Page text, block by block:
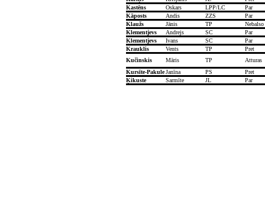
Kastēns
Oskars LPP/LC
Par
Kāposts
Andis ZZS
Par
Klaužs
Jānis TP
Nebalso
Klementjevs
Andrejs SC
Par
Klementjevs
Ivans SC
Par
Krauklis
Vents TP
Pret
Kučinskis
Māris TP
Atturas
Kursīte-Pakule Janīna PS
Pret
Ķikuste
Sarmīte JL Par